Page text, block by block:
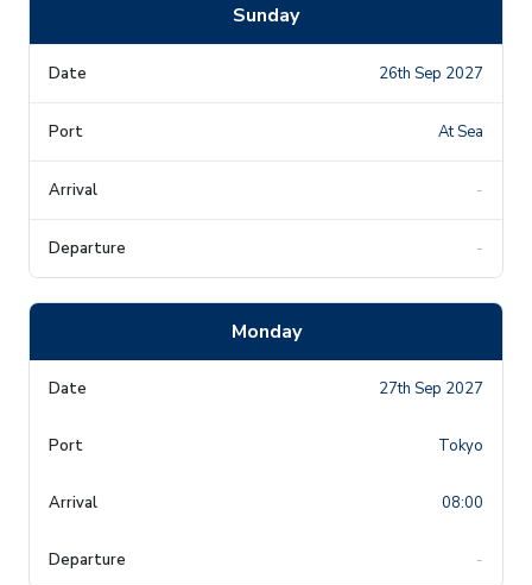
Sunday
26th Sep 2027
At Sea
-
-
Monday
27th Sep 2027
Tokyo
08:00
-